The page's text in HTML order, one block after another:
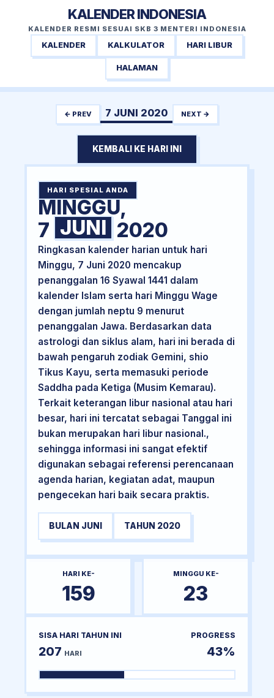
KALENDER INDONESIA
KALENDER RESMI SESUAI SKB 3 MENTERI INDONESIA
KALENDER KALKULATOR HARI LIBUR
HALAMAN
← PREV 7 JUNI 2020 NEXT →
KEMBALI KE HARI INI
HARI SPESIAL ANDA
MINGGU,
7 JUNI 2020
Ringkasan kalender harian untuk hari
Minggu, 7 Juni 2020 mencakup
penanggalan 16 Syawal 1441 dalam
kalender Islam serta hari Minggu Wage
dengan jumlah neptu 9 menurut
penanggalan Jawa. Berdasarkan data
astrologi dan siklus alam, hari ini berada di
bawah pengaruh zodiak Gemini, shio
Tikus Kayu, serta memasuki periode
Saddha pada Ketiga (Musim Kemarau).
Terkait keterangan libur nasional atau hari
besar, hari ini tercatat sebagai Tanggal ini
bukan merupakan hari libur nasional.,
sehingga informasi ini sangat efektif
digunakan sebagai referensi perencanaan
agenda harian, kegiatan adat, maupun
pengecekan hari baik secara praktis.
BULAN JUNI TAHUN 2020
HARI KE-
159
MINGGU KE-
23
SISA HARI TAHUN INI
207 HARI
PROGRESS
43%